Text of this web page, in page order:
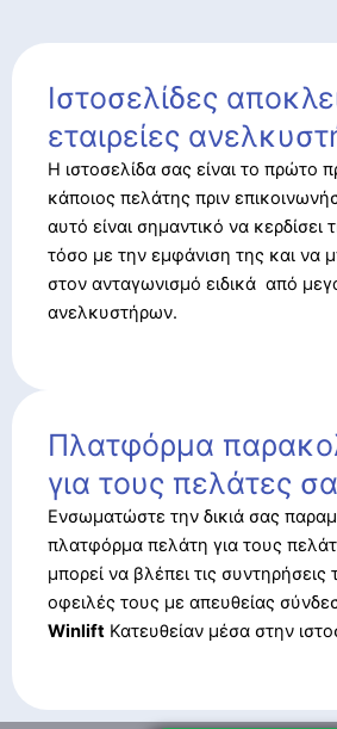
Ιστοσελίδες
εταιρείες
Η ιστοσελίδα σας είναι το πρώτο
κάποιος πελάτης πριν
αυτό είναι σημαντικό να κερδίσει
τόσο με την εμφάνιση της και να
στον ανταγωνισμό ειδικά από
ανελκυστήρων.
Πλατφόρμα
για τους πελάτες
Ενσωματώστε την δικιά σας
πλατφόρμα πελάτη για τους
μπορεί να βλέπει τις συντηρήσεις
οφειλές τους με απευθείας
Winlift Κατευθείαν μέσα στην